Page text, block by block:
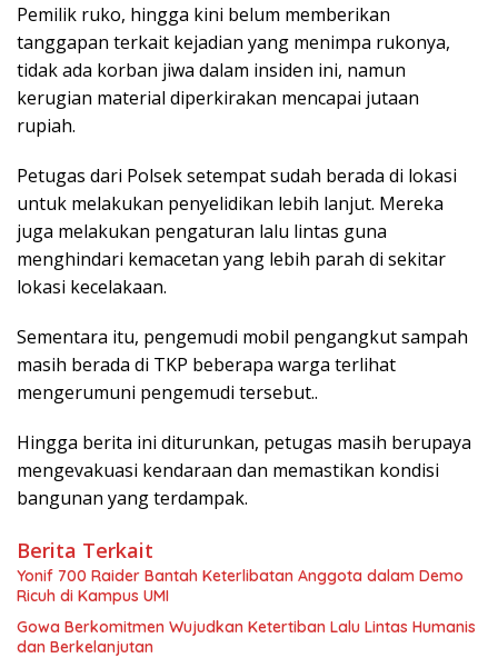
Pemilik ruko, hingga kini belum memberikan
tanggapan terkait kejadian yang menimpa rukonya,
tidak ada korban jiwa dalam insiden ini, namun
kerugian material diperkirakan mencapai jutaan
rupiah.
Petugas dari Polsek setempat sudah berada di lokasi
untuk melakukan penyelidikan lebih lanjut. Mereka
juga melakukan pengaturan lalu lintas guna
menghindari kemacetan yang lebih parah di sekitar
lokasi kecelakaan.
Sementara itu, pengemudi mobil pengangkut sampah
masih berada di TKP beberapa warga terlihat
mengerumuni pengemudi tersebut..
Hingga berita ini diturunkan, petugas masih berupaya
mengevakuasi kendaraan dan memastikan kondisi
bangunan yang terdampak.
Berita Terkait
Yonif 700 Raider Bantah Keterlibatan Anggota dalam Demo
Ricuh di Kampus UMI
Gowa Berkomitmen Wujudkan Ketertiban Lalu Lintas Humanis
dan Berkelanjutan